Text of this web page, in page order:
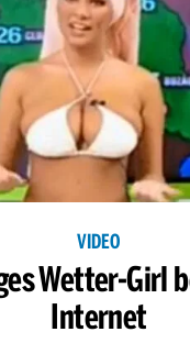
VIDEO
Wetter-Girl
Internet